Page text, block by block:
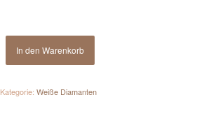
In den Warenkorb
Kategorie: Weiße Diamanten